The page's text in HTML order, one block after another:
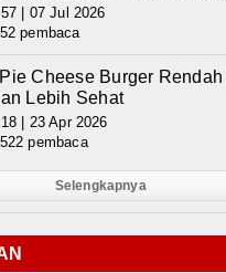
| 07 Jul 2026
pembaca
Cheese Burger
Lebih Sehat
| 23 Apr 2026
pembaca
Selengkapnya